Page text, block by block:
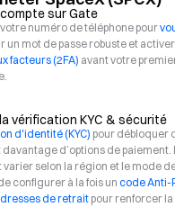
sur Gate
numéro de téléphone pour
un mot de passe robuste et activer
facteurs (2FA) avant votre
vérification KYC & sécurité
d'identité (KYC) pour débloquer
d’options de paiement.
selon la région et le mode
configurer à la fois un code Anti-
de retrait pour renforcer